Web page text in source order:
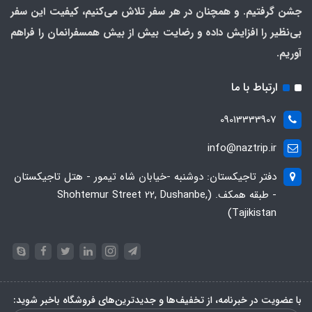
جشن گرفتیم. و همچنان در هر سفر تلاش می‌کنیم، کیفیت این سفر
بی‌نظیر را افزایش داده و رضایت بیش از بیش همسفرانمان را فراهم
آوریم.
ارتباط با ما
09013333907
info@naztrip.ir
دفتر تاجیکستان: دوشنبه -خیابان شاه تیمور - هتل تاجیکستان
- طبقه همکف. (Shohtemur Street 22, Dushanbe,
Tajikistan)
با عضویت در خبرنامه، از تخفیف‌ها و جدیدترین‌های فروشگاه باخبر شوید: